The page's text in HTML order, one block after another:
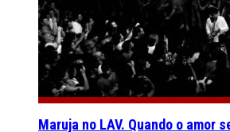
Maruja no LAV. Quando o amor